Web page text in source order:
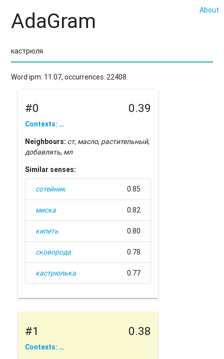
About
AdaGram
Word ipm: 11.07, occurrences: 22408.
#0 0.39
Contexts: …
Neighbours: ст, масло, растительный,
добавлять, мл
Similar senses:
сотейник 0.85
миска 0.82
кипеть 0.80
сковорода 0.78
кастрюлька 0.77
#1 0.38
Contexts: …